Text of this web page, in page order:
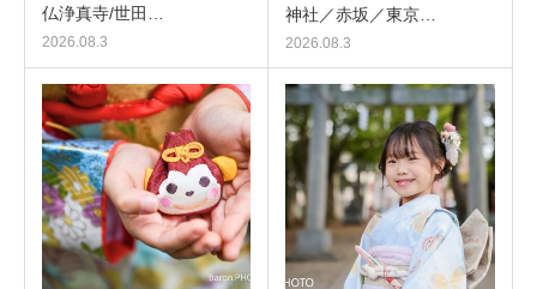
仏浄真寺/世田…
2026.08.3
神社／赤坂／東京…
2026.08.3